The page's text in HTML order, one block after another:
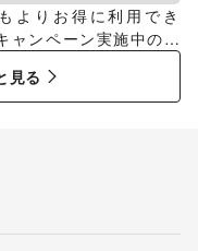
よりお得に利用でき
ャンペーン実施中のス
見る